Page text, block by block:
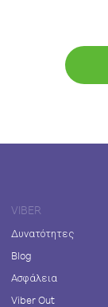
VIBER
Δυνατότητες
Blog
Ασφάλεια
Viber Out